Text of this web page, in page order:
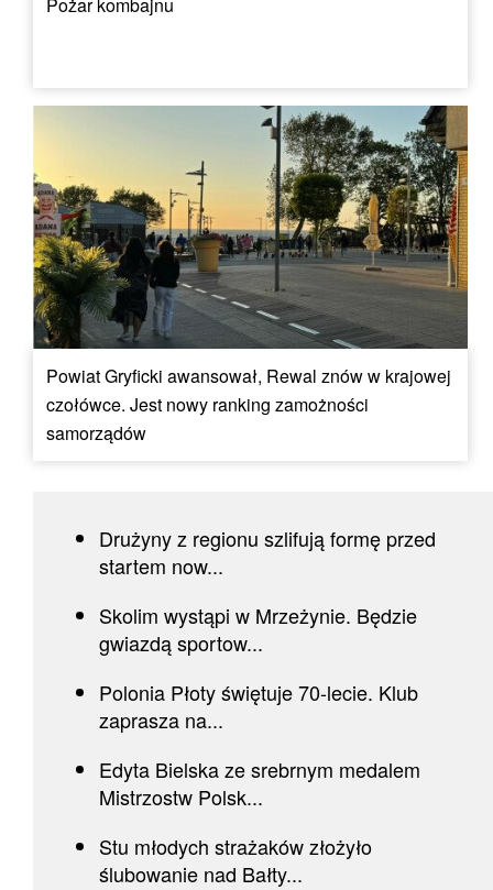
Pożar kombajnu
Powiat Gryficki awansował, Rewal znów w krajowej
czołówce. Jest nowy ranking zamożności
samorządów
Drużyny z regionu szlifują formę przed
startem now...
Skolim wystąpi w Mrzeżynie. Będzie
gwiazdą sportow...
Polonia Płoty świętuje 70-lecie. Klub
zaprasza na...
Edyta Bielska ze srebrnym medalem
Mistrzostw Polsk...
Stu młodych strażaków złożyło
ślubowanie nad Bałty...